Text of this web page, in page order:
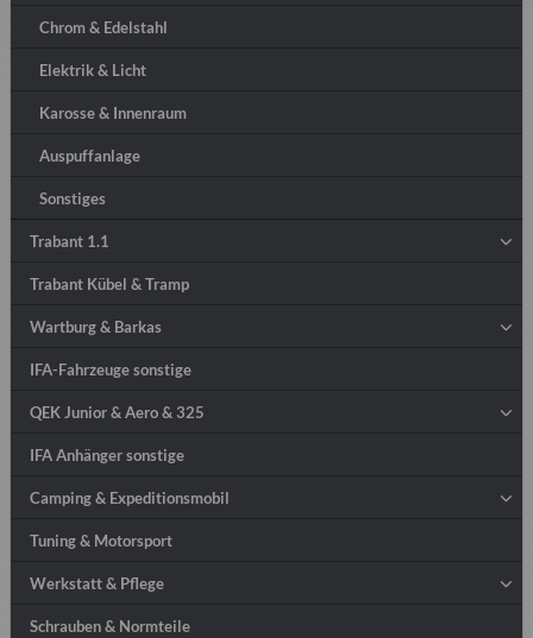
Chrom & Edelstahl
Elektrik & Licht
Karosse & Innenraum
Auspuffanlage
Sonstiges
Trabant 1.1
Trabant Kübel & Tramp
Wartburg & Barkas
IFA-Fahrzeuge sonstige
QEK Junior & Aero & 325
IFA Anhänger sonstige
Camping & Expeditionsmobil
Tuning & Motorsport
Werkstatt & Pflege
Schrauben & Normteile